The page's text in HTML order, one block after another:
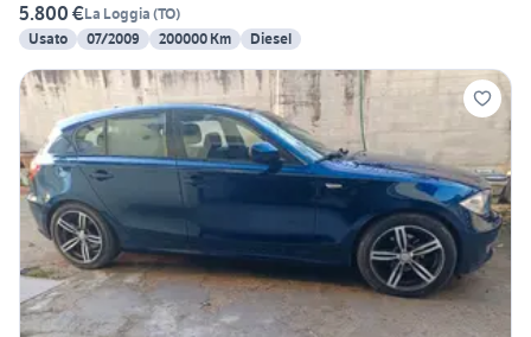
5.800 €La Loggia (TO)
Usato
07/2009 200000 Km Diesel